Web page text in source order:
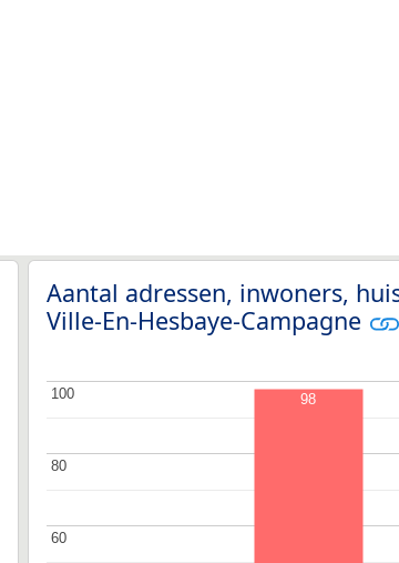
Aantal adressen, inwoners,
Ville-En-Hesbaye-Campagne
60
60
80
80
100
100 98